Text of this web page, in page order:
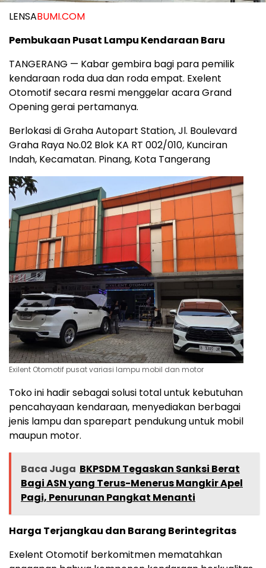
LENSABUMI.COM
Pembukaan Pusat Lampu Kendaraan Baru
‎‎TANGERANG — Kabar gembira bagi para pemilik
kendaraan roda dua dan roda empat. Exelent
Otomotif secara resmi menggelar acara Grand
Opening gerai pertamanya.
‎Berlokasi di Graha Autopart Station, Jl. Boulevard
Graha Raya No.02 Blok KA RT 002/010, Kunciran
Indah, Kecamatan. Pinang, Kota Tangerang
Exilent Otomotif pusat variasi lampu mobil dan motor
‎Toko ini hadir sebagai solusi total untuk kebutuhan
pencahayaan kendaraan, menyediakan berbagai
jenis lampu dan sparepart pendukung untuk mobil
maupun motor.
Baca Juga BKPSDM Tegaskan Sanksi Berat
Bagi ASN yang Terus-Menerus Mangkir Apel
Pagi, Penurunan Pangkat Menanti
Harga Terjangkau dan Barang Berintegritas
‎Exelent Otomotif berkomitmen mematahkan